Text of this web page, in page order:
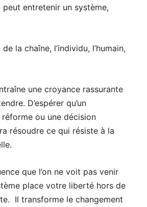
entretenir un système,
la chaîne, l’individu, l’humain,
une croyance rassurante
D’espérer qu’un
réforme ou une décision
résoudre ce qui résiste à la
que l’on ne voit pas venir
place votre liberté hors de
Il transforme le changement